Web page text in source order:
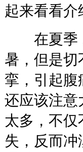
起来看看介
在夏季，
暑，但是切
挛，引起腹
还应该注意
太多，不仅
失，反而